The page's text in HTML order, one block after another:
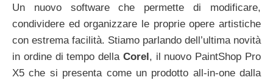
Un nuovo software che permette di modificare,
condividere ed organizzare le proprie opere artistiche
con estrema facilità. Stiamo parlando dell’ultima novità
in ordine di tempo della Corel , il nuovo PaintShop Pro
X5 che si presenta come un prodotto all-in-one dalla